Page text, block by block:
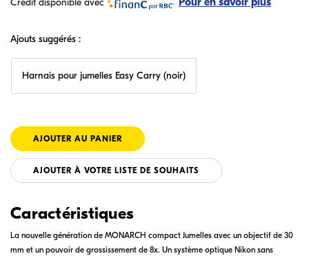
Crédit disponible avec
Ajouts suggérés :
Harnais pour jumelles Easy Carry (noir)
AJOUTER À VOTRE LISTE DE SOUHAITS
Caractéristiques
La nouvelle génération de MONARCH compact Jumelles avec un objectif de 30
mm et un pouvoir de grossissement de 8x. Un système optique Nikon sans